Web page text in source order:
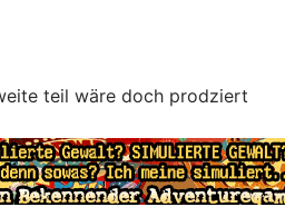
teil wäre doch prodziert